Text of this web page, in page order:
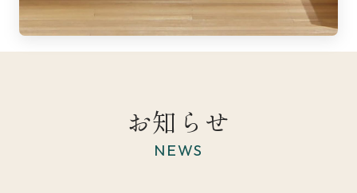
お知らせ
NEWS